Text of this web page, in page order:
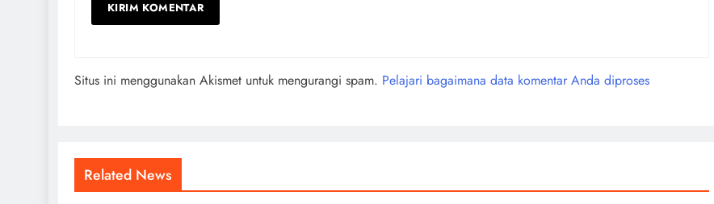
Situs ini menggunakan Akismet untuk mengurangi spam. Pelajari bagaimana data komentar Anda diproses
Related News